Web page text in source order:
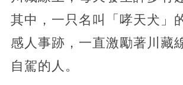
其中，一只名叫「哮天犬」
感人事跡，一直激勵著川藏
自駕的人。